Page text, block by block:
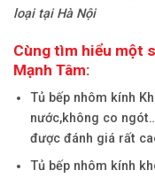
loại tại Hà Nội
Cùng tìm hiểu một
Mạnh Tâm:
Tủ bếp nhôm kính
nước,không co
được đánh giá rất
Tủ bếp nhôm kính